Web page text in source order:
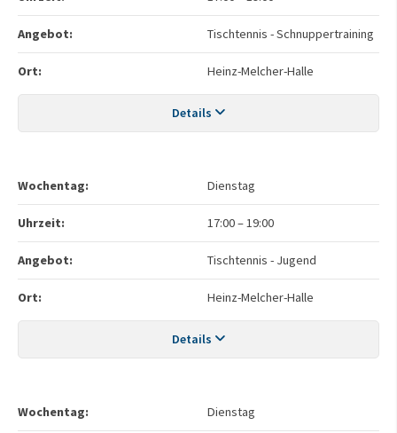
Angebot: Tischtennis - Schnuppertraining
Ort: Heinz-Melcher-Halle
Details
Wochentag: Dienstag
Uhrzeit: 17:00–19:00
Angebot: Tischtennis - Jugend
Ort: Heinz-Melcher-Halle
Details
Wochentag: Dienstag